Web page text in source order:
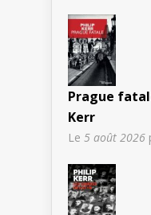
Prague
Kerr
Le 5 août 2026